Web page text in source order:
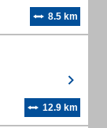
8.5 km
12.9 km